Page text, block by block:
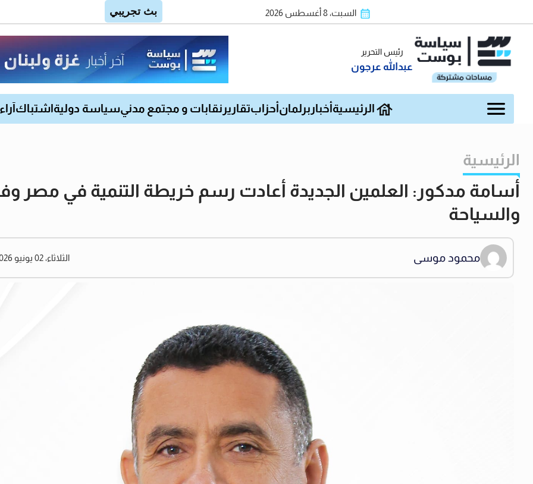
السبت، 8 أغسطس 2026
رئيس التحرير
عبدالله عرجون
الرئيسية أخبار برلمان أحزابتقارير نقابات و مجتمع مدنيسياسة دولية اشتباك
الرئيسية
أسامة مدكور: العلمين الجديدة أعادت رسم خريطة التنمية في مصر
والسياحة
محمود موسى الثلاثاء، 02 يونيو 2026 08:24 مساءً